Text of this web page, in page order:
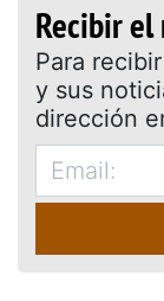
Recibir
Para
y sus
dirección